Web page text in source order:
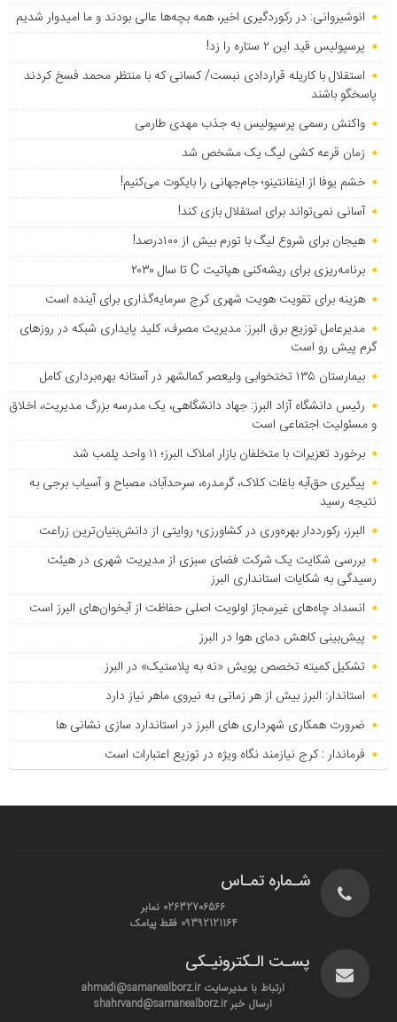
انوشیروانی: در رکوردگیری اخیر، همه بچه‌ها عالی بودند و ما امیدوار شدیم
پرسپولیس قید این ۲ ستاره را زد!
استقلال با کاریله قراردادی نبست/ کسانی که با منتظر محمد فسخ کردند
پاسخگو باشند
واکنش رسمی پرسپولیس به جذب مهدی طارمی
زمان قرعه کشی لیگ یک مشخص شد
خشم یوفا از اینفانتینو؛ جام‌جهانی را بایکوت می‌کنیم!
آسانی نمی‌تواند برای استقلال بازی کند!
هیجان برای شروع لیگ با تورم بیش از ۱۰۰درصد!
برنامه‌ریزی برای ریشه‌کنی هپاتیت C تا سال ۲۰۳۰
هزینه برای تقویت هویت شهری کرج سرمایه‌گذاری برای آینده است
مدیرعامل توزیع برق البرز: مدیریت مصرف، کلید پایداری شبکه در روزهای
گرم پیش رو است
بیمارستان ۱۳۵ تختخوابی ولیعصر کمالشهر در آستانه بهره‌برداری کامل
رئیس دانشگاه آزاد البرز: جهاد دانشگاهی، یک مدرسه بزرگ مدیریت، اخلاق
و مسئولیت اجتماعی است
برخورد تعزیرات با متخلفان بازار املاک البرز؛ ۱۱ واحد پلمب شد
پیگیری حق‌آبه باغات کلاک، گرمدره، سرحدآباد، مصباح و آسیاب برجی به
نتیجه رسید
البرز، رکورددار بهره‌وری در کشاورزی؛ روایتی از دانش‌بنیان‌ترین زراعت
بررسی شکایت یک شرکت فضای سبزی از مدیریت شهری در هیئت
رسیدگی به شکایات استانداری البرز
انسداد چاه‌های غیرمجاز اولویت اصلی حفاظت از آبخوان‌های البرز است
پیش‌بینی کاهش دمای هوا در البرز
تشکیل کمیته تخصص پویش «نه به پلاستیک» در البرز
استاندار: البرز بیش از هر زمانی به نیروی ماهر نیاز دارد
ضرورت همکاری شهرداری های البرز در استاندارد سازی نشانی ها
فرماندار : کرج نیازمند نگاه ویژه در توزیع اعتبارات است
شـماره تمـاس
02632706566 نمابر
09392121164 فقط پیامک
پسـت الـکترونیـکی
ارتباط با مدیرسایت ahmadi@samanealborz.ir
ارسال خبر shahrvand@samanealborz.ir